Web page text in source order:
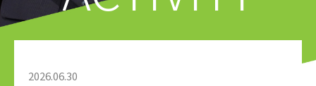
2026.06.30